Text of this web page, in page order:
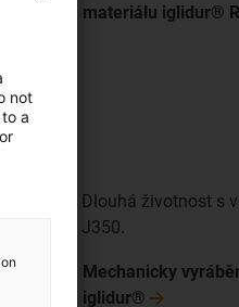
materiálu iglidur®
Dlouhá životnost s
J350.
Mechanicky
iglidur®
not
a